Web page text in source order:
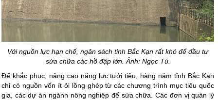
Với nguồn lực hạn chế, ngân sách tỉnh Bắc Kạn rất khó để đầu tư
sửa chữa các hồ đập lớn. Ảnh: Ngọc Tú.
Để khắc phục, nâng cao năng lực tưới tiêu, hàng năm tỉnh Bắc Kạn
chỉ có nguồn vốn ít ỏi lồng ghép từ các chương trình mục tiêu quốc
gia, các dự án ngành nông nghiệp để sửa chữa. Các đơn vị quản lý